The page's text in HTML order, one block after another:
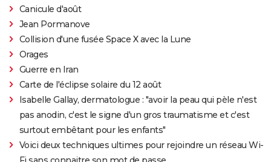
Canicule d'août
Jean Pormanove
Collision d'une fusée Space X avec la Lune
Orages
Guerre en Iran
Carte de l'éclipse solaire du 12 août
Isabelle Gallay, dermatologue : "avoir la peau qui pèle n'est
pas anodin, c'est le signe d'un gros traumatisme et c'est
surtout embêtant pour les enfants"
Voici deux techniques ultimes pour rejoindre un réseau Wi-